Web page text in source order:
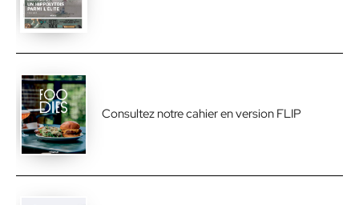
Consultez notre cahier en version FLIP